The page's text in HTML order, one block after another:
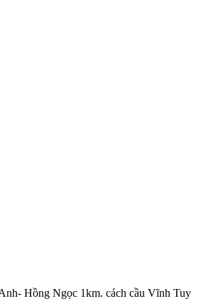
Hồng Ngọc 1km. cách cầu Vĩnh Tuy